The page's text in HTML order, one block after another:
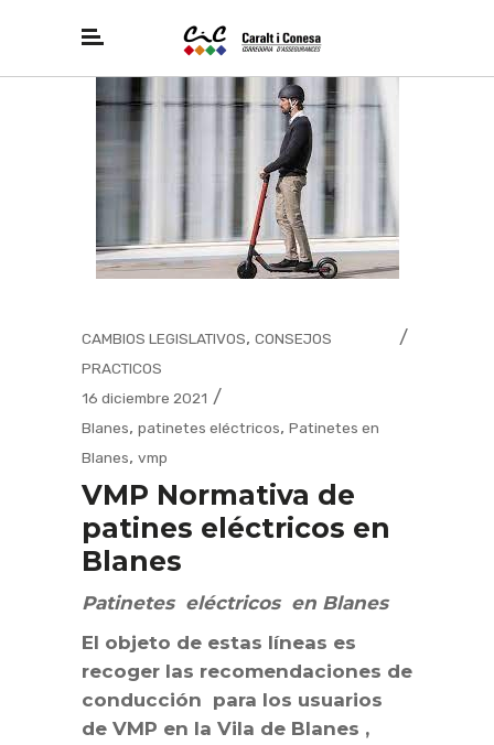
CAMBIOS LEGISLATIVOS, CONSEJOS
PRACTICOS
16 diciembre 2021
Blanes, patinetes eléctricos, Patinetes en
Blanes, vmp
VMP Normativa de
patines eléctricos en
Blanes
Patinetes eléctricos en Blanes
El objeto de estas líneas es
recoger las recomendaciones de
conducción para los usuarios
de VMP en la Vila de Blanes ,